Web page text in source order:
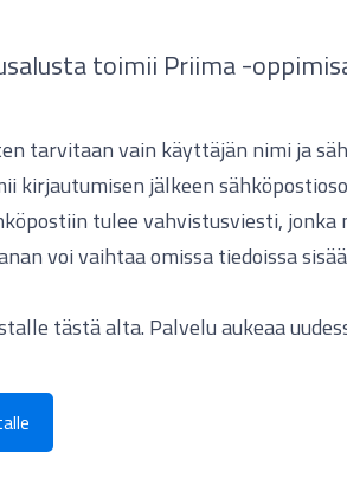
toimii Priima -
tarvitaan vain käyttäjän nimi ja
kirjautumisen jälkeen
tulee vahvistusviesti, jonka
voi vaihtaa omissa tiedoissa
tästä alta. Palvelu aukeaa